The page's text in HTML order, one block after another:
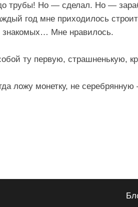
трубы! Но — сделал. Но —
год мне приходилось
знакомых… Мне нравилось.
ту первую, страшненькую,
ложу монетку, не